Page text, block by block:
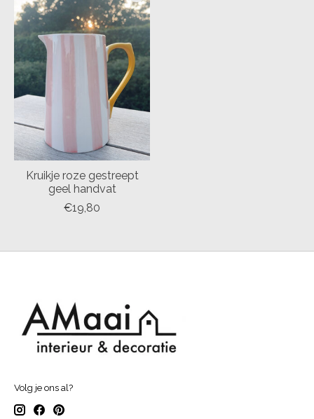
Kruikje roze gestreept
geel handvat
€19,80
Volg je ons al?